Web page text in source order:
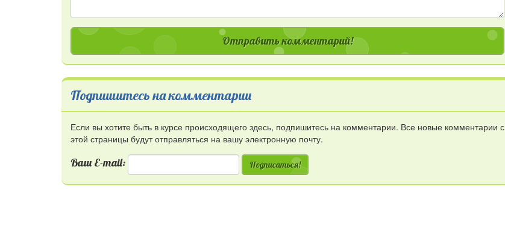
Отправить комментарий!
Подпишитесь на комментарии
Если вы хотите быть в курсе происходящего здесь, подпишитесь на комментарии. Все новые комментарии с
этой страницы будут отправляться на вашу электронную почту.
Ваш E-mail: Подписаться!